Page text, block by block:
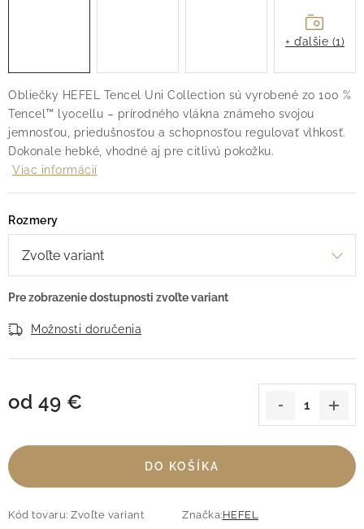
Obliečky HEFEL Tencel Uni Collection sú vyrobené zo 100 %
Tencel™ lyocellu – prírodného vlákna známeho svojou
jemnosťou, priedušnosťou a schopnosťou regulovať vlhkosť.
Dokonale hebké, vhodné aj pre citlivú pokožku.
Viac informácií
Rozmery
Možnosti doručenia
od 49 €
DO KOŠÍKA
Kód tovaru: Zvoľte variant Značka:HEFEL
+ ďalšie (1)